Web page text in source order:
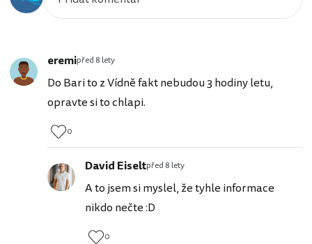
eremipřed 8 lety
Do Bari to z Vídně fakt nebudou 3 hodiny letu,
opravte si to chlapi.
0
David Eiseltpřed 8 lety
A to jsem si myslel, že tyhle informace
nikdo nečte :D
0